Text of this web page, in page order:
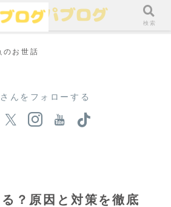
のお世話
？原因と対策を徹底
んをフォローする
検索